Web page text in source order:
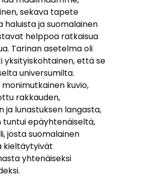
sekava tapete
haluista ja suomalainen
helppoa ratkaisua
Tarinan asetelma oli
yksityiskohtainen, että se
universumilta.
kuvio,
rakkauden,
ja lunastuksen langasta,
tuntui epäyhtenäiseltä,
josta suomalainen
kieltäytyivät
yhtenäiseksi